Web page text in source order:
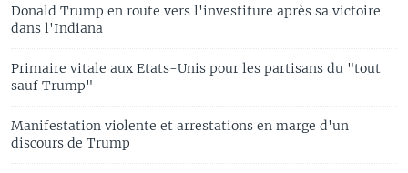
Donald Trump en route vers l'investiture après sa victoire
dans l'Indiana
Primaire vitale aux Etats-Unis pour les partisans du "tout
sauf Trump"
Manifestation violente et arrestations en marge d'un
discours de Trump